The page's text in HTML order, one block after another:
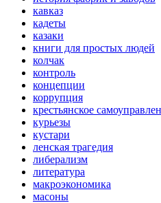
кавказ
кадеты
казаки
книги для простых людей
колчак
контроль
концепции
коррупция
крестьянское
курьезы
кустари
ленская трагедия
либерализм
литература
макроэкономика
масоны